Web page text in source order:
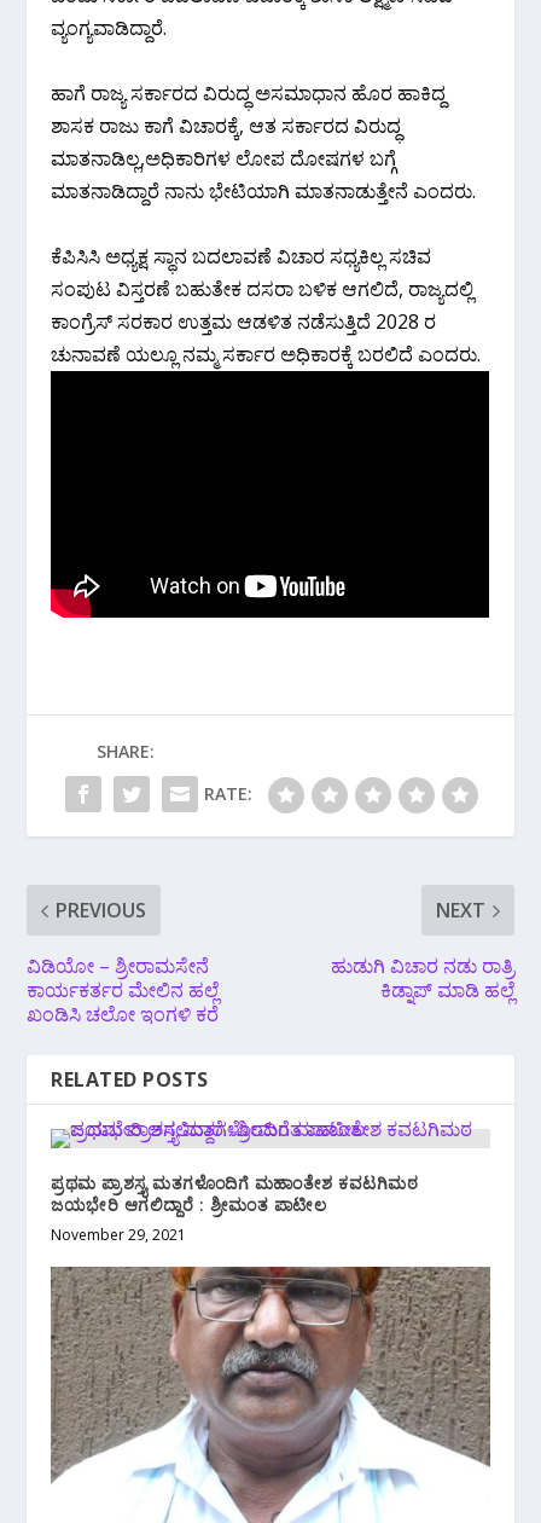
ವ್ಯಂಗ್ಯವಾಡಿದ್ದಾರೆ.
ಹಾಗೆ ರಾಜ್ಯ ಸರ್ಕಾರದ ವಿರುದ್ಧ ಅಸಮಾಧಾನ ಹೊರ ಹಾಕಿದ್ದ
ಶಾಸಕ ರಾಜು ಕಾಗೆ ವಿಚಾರಕ್ಕೆ, ಆತ ಸರ್ಕಾರದ ವಿರುದ್ಧ
ಮಾತನಾಡಿಲ್ಲ,ಅಧಿಕಾರಿಗಳ ಲೋಪ ದೋಷಗಳ ಬಗ್ಗೆ
ಮಾತನಾಡಿದ್ದಾರೆ ನಾನು ಭೇಟಿಯಾಗಿ ಮಾತನಾಡುತ್ತೇನೆ ಎಂದರು.
ಕೆಪಿಸಿಸಿ ಅಧ್ಯಕ್ಷ ಸ್ಥಾನ ಬದಲಾವಣೆ ವಿಚಾರ ಸಧ್ಯಕಿಲ್ಲ ಸಚಿವ
ಸಂಪುಟ ವಿಸ್ತರಣೆ ಬಹುತೇಕ ದಸರಾ ಬಳಿಕ ಆಗಲಿದೆ, ರಾಜ್ಯದಲ್ಲಿ
ಕಾಂಗ್ರೆಸ್ ಸರಕಾರ ಉತ್ತಮ ಆಡಳಿತ ನಡೆಸುತ್ತಿದೆ 2028 ರ
ಚುನಾವಣೆ ಯಲ್ಲೂ ನಮ್ಮ ಸರ್ಕಾರ ಅಧಿಕಾರಕ್ಕೆ ಬರಲಿದೆ ಎಂದರು.
SHARE:
RATE:
PREVIOUS
ವಿಡಿಯೋ‌ – ಶ್ರೀರಾಮಸೇನೆ
ಕಾರ್ಯಕರ್ತರ ಮೇಲಿನ ಹಲ್ಲೆ
ಖಂಡಿಸಿ ಚಲೋ ಇಂಗಳಿ ಕರೆ
NEXT
ಹುಡುಗಿ ವಿಚಾರ ನಡು ರಾತ್ರಿ
ಕಿಡ್ನಾಪ್ ಮಾಡಿ ಹಲ್ಲೆ
RELATED POSTS
ಪ್ರಥಮ ಪ್ರಾಶಸ್ತ್ಯ ಮತಗಳೊಂದಿಗೆ ಮಹಾಂತೇಶ ಕವಟಗಿಮಠ
ಜಯಭೇರಿ ಆಗಲಿದ್ದಾರೆ : ಶ್ರೀಮಂತ ಪಾಟೀಲ
November 29, 2021